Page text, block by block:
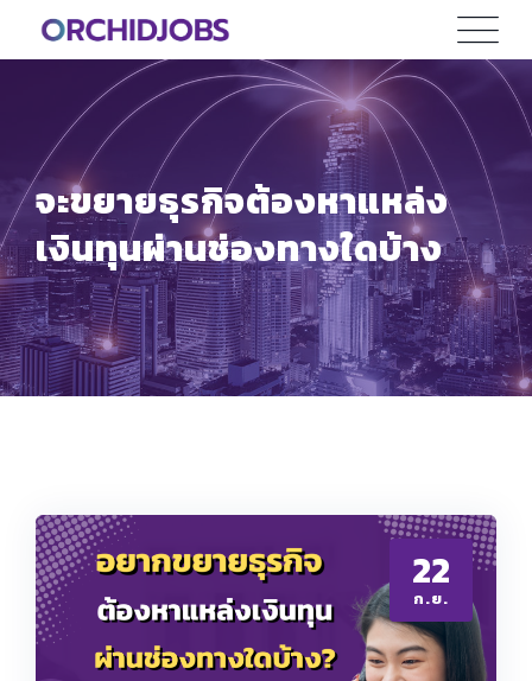
จะขยายธุรกิจต้องหาแหล่ง
เงินทุนผ่านช่องทางใดบ้าง
22
ก.ย.